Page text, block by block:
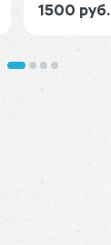
1500 руб.